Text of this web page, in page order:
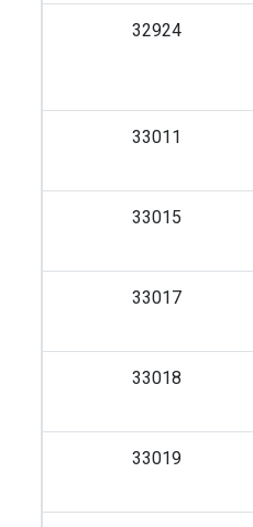
32924
33011
33015
33017
33018
33019